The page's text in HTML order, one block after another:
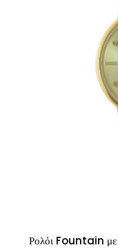
Ρολόι Fountain με